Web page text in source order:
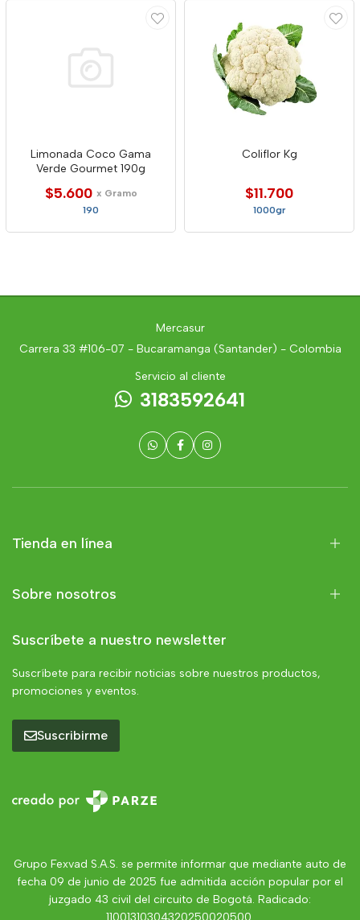
Limonada Coco Gama
Verde Gourmet 190g
$5.600 x Gramo
190
Coliflor Kg
$11.700
1000gr
Mercasur
Carrera 33 #106-07 - Bucaramanga (Santander) - Colombia
Servicio al cliente
3183592641
Tienda en línea
Sobre nosotros
Suscríbete a nuestro newsletter
Suscríbete para recibir noticias sobre nuestros productos,
promociones y eventos.
Suscribirme
Grupo Fexvad S.A.S. se permite informar que mediante auto de
fecha 09 de junio de 2025 fue admitida acción popular por el
juzgado 43 civil del circuito de Bogotá. Radicado:
11001310304320250020500.